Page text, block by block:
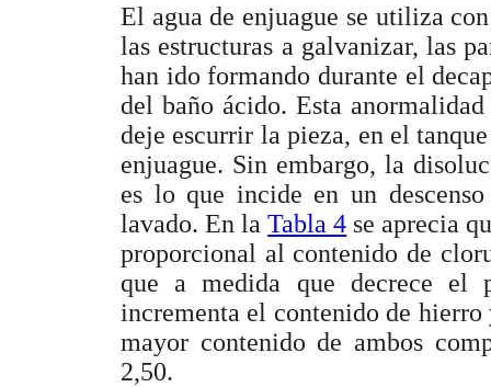
El agua de enjuague se utiliza
las estructuras a galvanizar, las
han ido formando durante el
del baño ácido. Esta
deje escurrir la pieza, en el
enjuague. Sin embargo, la
es lo que incide en un
lavado. En laTabla 4 se aprecia
proporcional al contenido de
que a medida que decrece el
incrementa el contenido de
mayor contenido de ambos
2,50.